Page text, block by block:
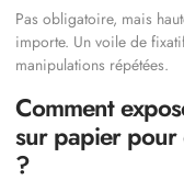
Pas obligatoire, mais
importe. Un voile de
manipulations répétées.
Comment
sur papier pour
?